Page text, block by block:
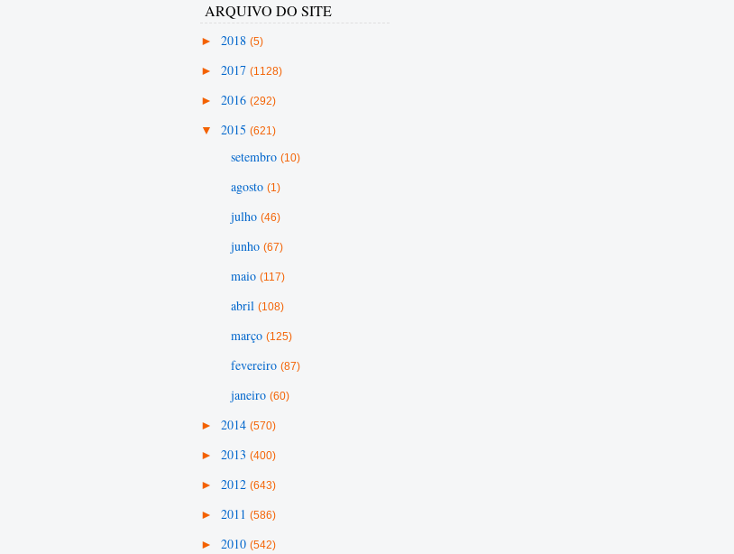
ARQUIVO DO SITE
► 2018 (5)
► 2017 (1128)
► 2016 (292)
▼ 2015 (621)
setembro (10)
agosto (1)
julho (46)
junho (67)
maio (117)
abril (108)
março (125)
fevereiro (87)
janeiro (60)
► 2014 (570)
► 2013 (400)
► 2012 (643)
► 2011 (586)
► 2010 (542)